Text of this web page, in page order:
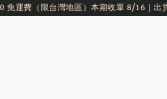
運費（限台灣地區）本期收單 8/16｜出